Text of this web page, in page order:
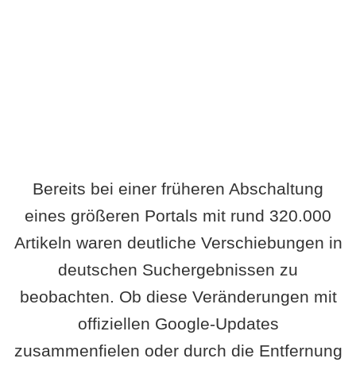
Bereits bei einer früheren Abschaltung
eines größeren Portals mit rund 320.000
Artikeln waren deutliche Verschiebungen in
deutschen Suchergebnissen zu
beobachten. Ob diese Veränderungen mit
offiziellen Google-Updates
zusammenfielen oder durch die Entfernung